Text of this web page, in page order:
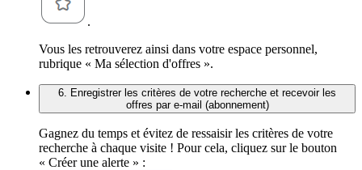
.
Vous les retrouverez ainsi dans votre espace personnel,
rubrique « Ma sélection d'offres ».
6. Enregistrer les critères de votre recherche et recevoir les
offres par e-mail (abonnement)
Gagnez du temps et évitez de ressaisir les critères de votre
recherche à chaque visite ! Pour cela, cliquez sur le bouton
« Créer une alerte » :